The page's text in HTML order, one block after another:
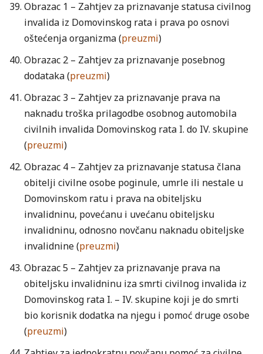
Obrazac 1 – Zahtjev za priznavanje statusa civilnog
invalida iz Domovinskog rata i prava po osnovi
oštećenja organizma (preuzmi)
Obrazac 2 – Zahtjev za priznavanje posebnog
dodataka (preuzmi)
Obrazac 3 – Zahtjev za priznavanje prava na
naknadu troška prilagodbe osobnog automobila
civilnih invalida Domovinskog rata I. do IV. skupine
(preuzmi)
Obrazac 4 – Zahtjev za priznavanje statusa člana
obitelji civilne osobe poginule, umrle ili nestale u
Domovinskom ratu i prava na obiteljsku
invalidninu, povećanu i uvećanu obiteljsku
invalidninu, odnosno novčanu naknadu obiteljske
invalidnine (preuzmi)
Obrazac 5 – Zahtjev za priznavanje prava na
obiteljsku invalidninu iza smrti civilnog invalida iz
Domovinskog rata I. – IV. skupine koji je do smrti
bio korisnik dodatka na njegu i pomoć druge osobe
(preuzmi)